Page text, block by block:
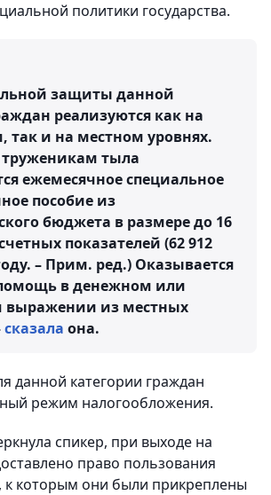
политики государства.
защиты данной
реализуются как на
так и на местном уровнях.
тыла
ежемесячное специальное
пособие из
бюджета в размере до 16
показателей (62 912
– Прим. ред.) Оказывается
в денежном или
выражении из местных
сказала она.
данной категории граждан
режим налогообложения.
спикер, при выходе на
право пользования
к которым они были прикреплены